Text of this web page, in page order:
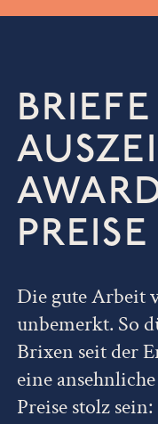
PREISE
Die gute Arbeit
unbemerkt. So
Brixen seit der
eine
Preise stolz sein: